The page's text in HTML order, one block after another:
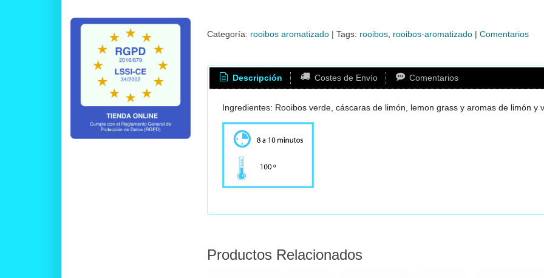
Categoría: rooibos aromatizado| Tags: rooibos rooibos-aromatizado | Comentarios
Descripción Costes de Envío Comentarios
Ingredientes: Rooibos verde, cáscaras de limón, lemon grass y aromas de limón y
Productos Relacionados